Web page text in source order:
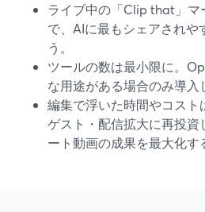
ライブ中の「Clip that」マ
で、AIに最もシェアされや
う。
ツールの数は最小限に。
な用途がある場合のみ導入
編集で浮いた時間やコスト
ゲスト・配信拡大に再投資
ート動画の成果を最大化す